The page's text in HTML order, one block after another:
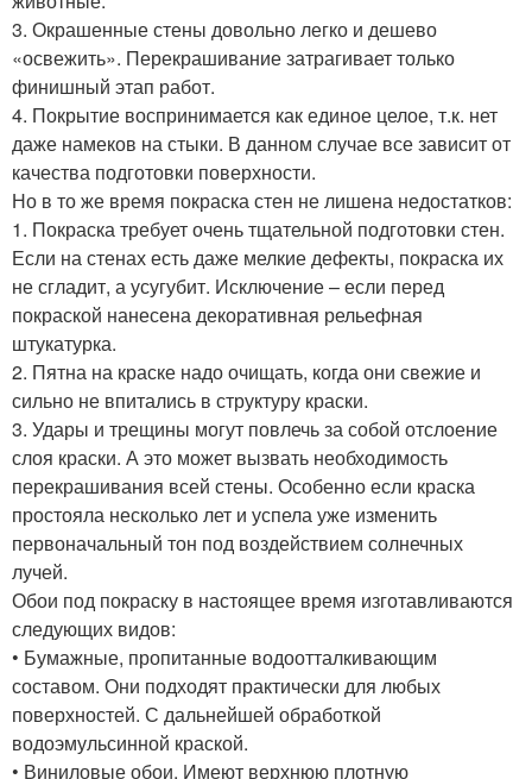
3. Окрашенные стены довольно легко и дешево
«освежить». Перекрашивание затрагивает только
финишный этап работ.
4. Покрытие воспринимается как единое целое, т.к. нет
даже намеков на стыки. В данном случае все зависит от
качества подготовки поверхности.
Но в то же время покраска стен не лишена недостатков:
1. Покраска требует очень тщательной подготовки стен.
Если на стенах есть даже мелкие дефекты, покраска их
не сгладит, а усугубит. Исключение – если перед
покраской нанесена декоративная рельефная
штукатурка.
2. Пятна на краске надо очищать, когда они свежие и
сильно не впитались в структуру краски.
3. Удары и трещины могут повлечь за собой отслоение
слоя краски. А это может вызвать необходимость
перекрашивания всей стены. Особенно если краска
простояла несколько лет и успела уже изменить
первоначальный тон под воздействием солнечных
лучей.
Обои под покраску в настоящее время изготавливаются
следующих видов:
• Бумажные, пропитанные водоотталкивающим
составом. Они подходят практически для любых
поверхностей. С дальнейшей обработкой
водоэмульсинной краской.
• Виниловые обои. Имеют верхнюю плотную